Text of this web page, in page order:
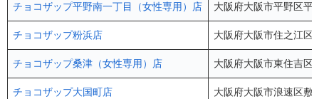
チョコザップ平野南一丁目（女性専用）店 大阪府大阪市平野区
チョコザップ粉浜店 大阪府大阪市住之江
チョコザップ桑津（女性専用）店 大阪府大阪市東住吉
チョコザップ大国町店 大阪府大阪市浪速区